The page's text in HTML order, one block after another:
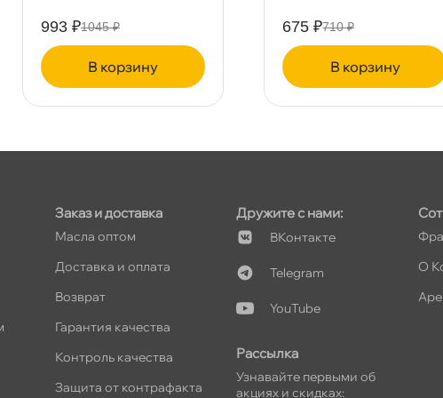
993 ₽1045 ₽
корзину
675 ₽710 ₽
корзину
0 шт
Заказ и доставка
Масла оптом
Доставка и оплата
озврат
Гарантия качества
Контроль качества
Защита от контрафакта
Дружите с нами:
Контакте
Telegram
YouTube
Рассылка
Узнавайте первыми о
акциях и скидках:
О